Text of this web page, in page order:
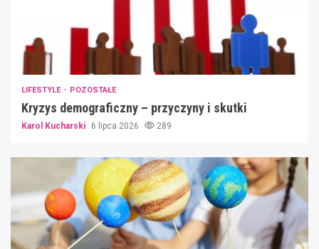
LIFESTYLE POZOSTAŁE
Kryzys demograficzny – przyczyny i skutki
Karol Kucharski 6 lipca 2026 289